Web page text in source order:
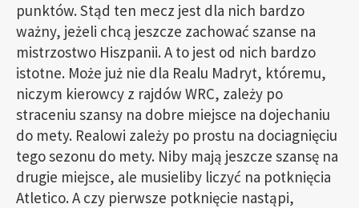
punktów. Stąd ten mecz jest dla nich bardzo
ważny, jeżeli chcą jeszcze zachować szanse na
mistrzostwo Hiszpanii. A to jest od nich bardzo
istotne. Może już nie dla Realu Madryt, któremu,
niczym kierowcy z rajdów WRC, zależy po
straceniu szansy na dobre miejsce na dojechaniu
do mety. Realowi zależy po prostu na dociagnięciu
tego sezonu do mety. Niby mają jeszcze szansę na
drugie miejsce, ale musieliby liczyć na potknięcia
Atletico. A czy pierwsze potknięcie nastąpi,